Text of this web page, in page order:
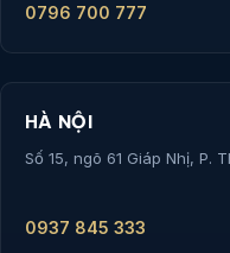
0796 700 777
HÀ NỘI
Số 15, ngõ 61 Giáp Nhị, P.
0937 845 333